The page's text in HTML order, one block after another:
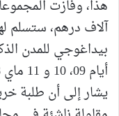
آلاف درهم، ستسلم
بيداغوجي للمدن
أيام 09، 10 و 11 ماي 2023.
يشار إلى أن طلبة